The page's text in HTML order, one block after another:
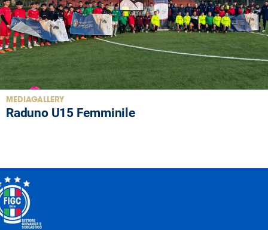
MEDIAGALLERY
Raduno U15 Femminile